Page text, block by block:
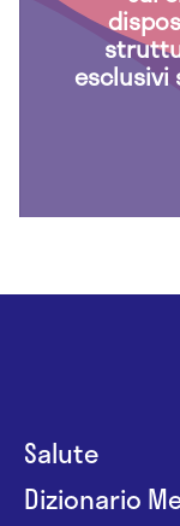
esclusivi
Salute
Dizionario